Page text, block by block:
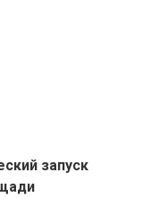
запуск